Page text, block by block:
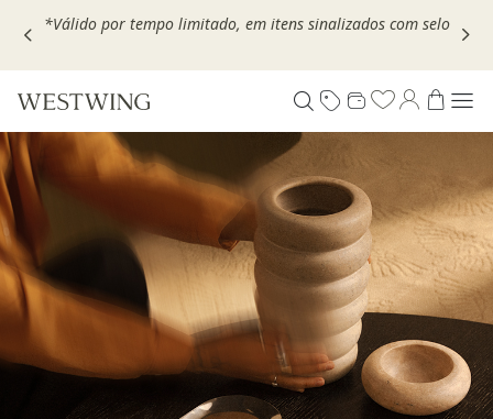
Escolha seu VOUCHER e ganhe até 30% OFF*: useMOVEL30,